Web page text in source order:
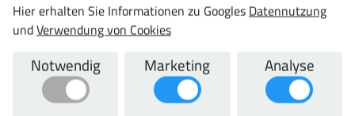
Hier erhalten Sie Informationen zu Googles Datennutzung
undVerwendung von Cookies
Notwendig Marketing Analyse